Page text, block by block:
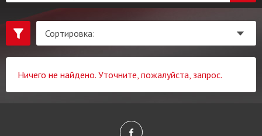
Ничего не найдено. Уточните, пожалуйста, запрос.